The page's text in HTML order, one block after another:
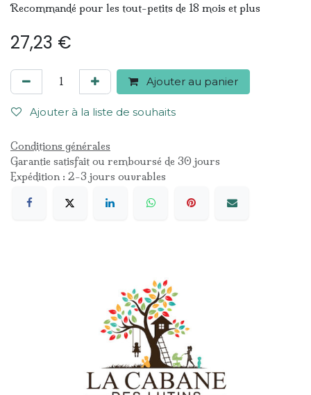
Recommandé pour les tout-petits de 18 mois et plus
27,23 €
Ajouter au panier
Ajouter à la liste de souhaits
Conditions générales
Garantie satisfait ou remboursé de 30 jours
Expédition : 2-3 jours ouvrables